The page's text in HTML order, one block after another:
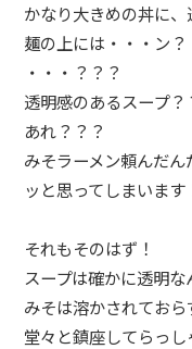
LINEポイントカード
TOKAIモバイルについ
スタッフ募集
応募フォーム
お問い合わせ
このサイトについて
かなり大きめの丼に、
麺の上には・・・ン？
・・・？？？
透明感のあるスープ？
あれ？？？
みそラーメン頼んだ
ッと思ってしまいます
それもそのはず！
スープは確かに透明な
みそは溶かされておら
堂々と鎮座してらっ